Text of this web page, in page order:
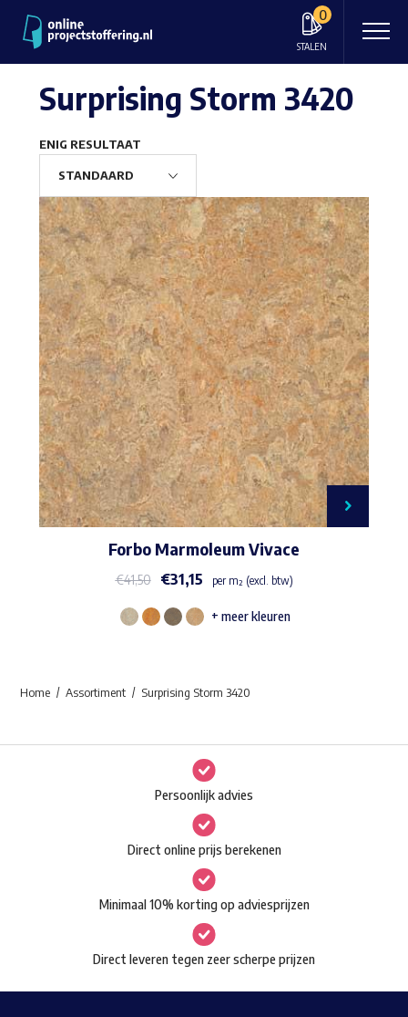
0
STALEN
Waar ben je naar op zoek?
Surprising Storm 3420
ENIG RESULTAAT
Forbo Marmoleum Vivace
€41,50 €31,15 per m² (excl. btw)
Dit
Deze
optie
kan
gekozen
worden
op
de
productpagina
+ meer kleuren
Home Assortiment Surprising Storm 3420
Persoonlijk advies
Direct online prijs berekenen
Minimaal 10% korting op adviesprijzen
Direct leveren tegen zeer scherpe prijzen